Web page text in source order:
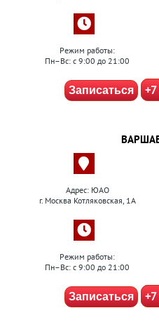
Режим работы:
Пн–Вс: с 9:00 до 21:00
Записаться
Адрес: ЮАО
г. Москва Котляковская, 1А
Режим работы:
Пн–Вс: с 9:00 до 21:00
Записаться